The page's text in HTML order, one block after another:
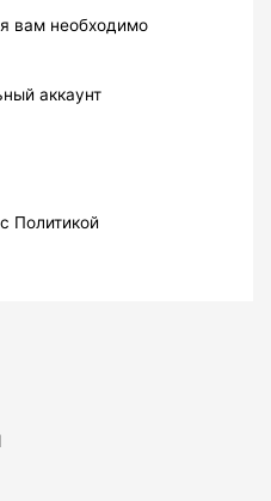
вам необходимо
аккаунт
Политикой